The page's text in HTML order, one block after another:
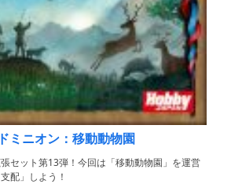
ドミニオン：移動動物園
張セット第13弾！今回は「移動動物園」を運営
配」しよう！